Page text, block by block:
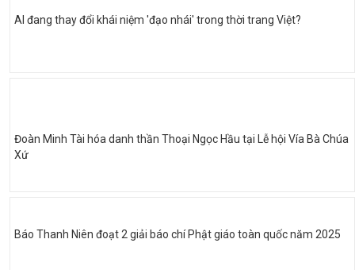
AI đang thay đổi khái niệm 'đạo nhái' trong thời trang Việt?
Đoàn Minh Tài hóa danh thần Thoại Ngọc Hầu tại Lễ hội Vía Bà Chúa
Xứ
Báo Thanh Niên đoạt 2 giải báo chí Phật giáo toàn quốc năm 2025